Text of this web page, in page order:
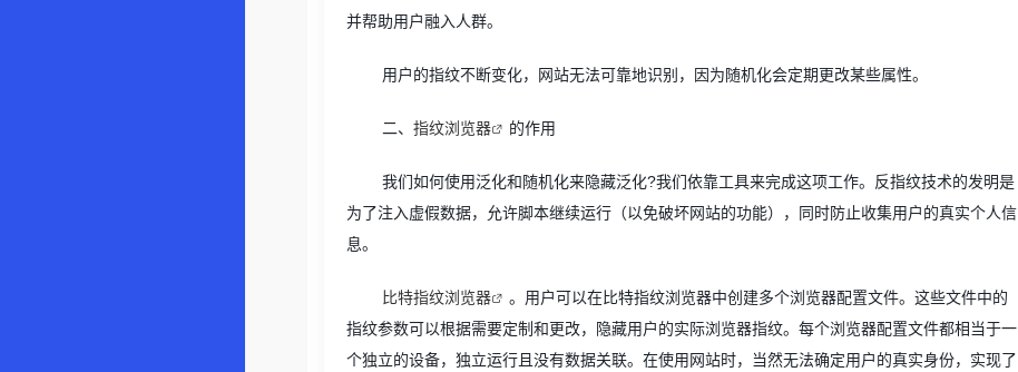
并帮助用户融入人群。
用户的指纹不断变化，网站无法可靠地识别，因为随机化会定期更改某些属性。
二、指纹浏览器 的作用
我们如何使用泛化和随机化来隐藏泛化?我们依靠工具来完成这项工作。反指纹技术的发明是
为了注入虚假数据，允许脚本继续运行（以免破坏网站的功能），同时防止收集用户的真实个人信
息。
比特指纹浏览器
。用户可以在比特指纹浏览器中创建多个浏览器配置文件。这些文件中的
指纹参数可以根据需要定制和更改，隐藏用户的实际浏览器指纹。每个浏览器配置文件都相当于一
个独立的设备，独立运行且没有数据关联。在使用网站时，当然无法确定用户的真实身份，实现了